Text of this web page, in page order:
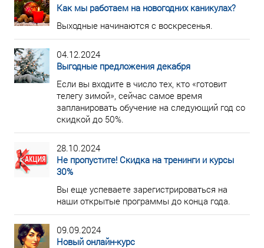
Как мы работаем на новогодних каникулах?
Выходные начинаются с воскресенья.
04.12.2024
Выгодные предложения декабря
Если вы входите в число тех, кто «готовит
телегу зимой», сейчас самое время
запланировать обучение на следующий год со
скидкой до 50%.
28.10.2024
Не пропустите! Скидка на тренинги и курсы
30%
Вы еще успеваете зарегистрироваться на
наши открытые программы до конца года.
09.09.2024
Новый онлайн-курс